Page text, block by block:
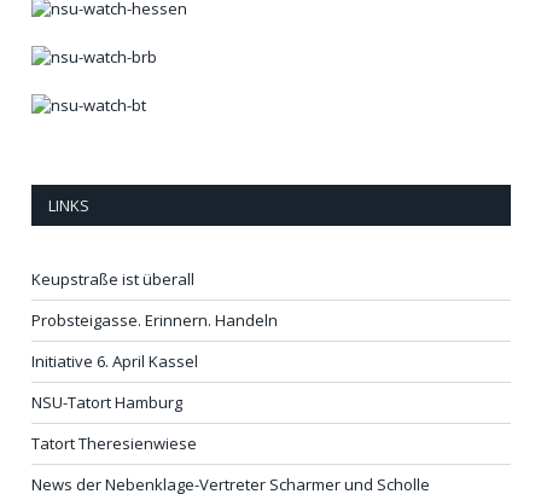
LINKS
Keupstraße ist überall
Probsteigasse. Erinnern. Handeln
Initiative 6. April Kassel
NSU-Tatort Hamburg
Tatort Theresienwiese
News der Nebenklage-Vertreter Scharmer und Scholle